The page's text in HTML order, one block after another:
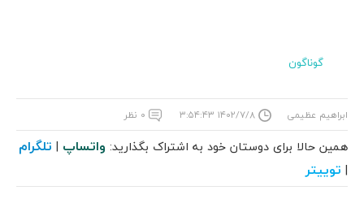
گوناگون
ابراهیم عظیمی ۱۴۰۲/۷/۸ ۳:۵۴:۴۳ ۰ نظر
همین حالا برای دوستان خود به اشتراک بگذارید: واتساپ | تلگرام
| توییتر